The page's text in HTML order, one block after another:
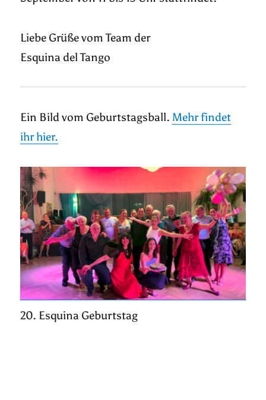
Liebe Grüße vom Team der
Esquina del Tango
Ein Bild vom Geburtstagsball. Mehr findet
ihr hier.
20. Esquina Geburtstag